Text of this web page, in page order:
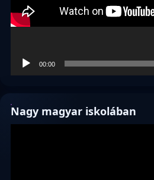
00:00
Nagy magyar iskolában